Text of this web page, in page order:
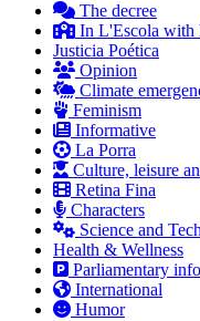
The decree
In L'Escola with
Justicia Poética
Opinion
Climate
Feminism
Informative
La Porra
Culture, leisure
Retina Fina
Characters
Science and
Health & Wellness
Parliamentary
International
Humor